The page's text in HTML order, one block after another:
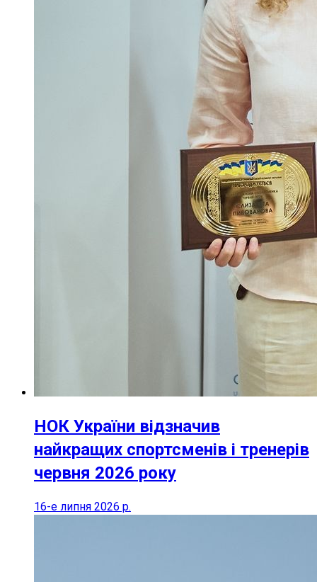
НОК України відзначив
найкращих спортсменів і тренерів
червня 2026 року
16-е липня 2026 р.